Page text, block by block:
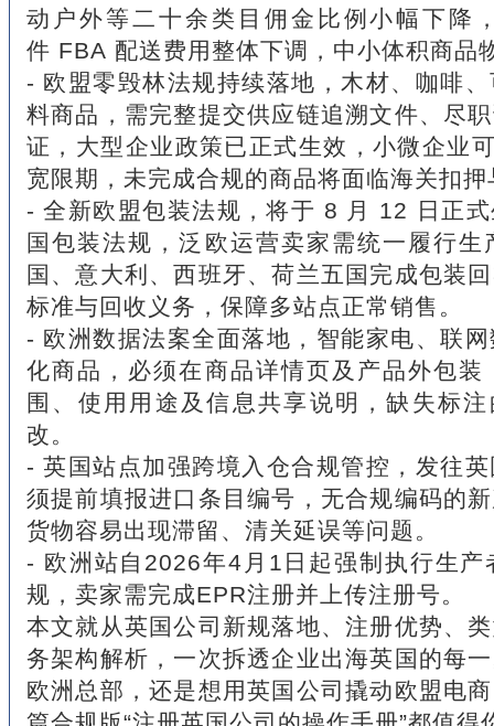
动户外等二十余类目佣金比例小幅下降
件 FBA 配送费用整体下调，中小体积商品
- 欧盟零毁林法规持续落地，木材、咖啡
料商品，需完整提交供应链追溯文件、尽
证，大型企业政策已正式生效，小微企业
宽限期，未完成合规的商品将面临海关扣
- 全新欧盟包装法规，将于 8 月 12 日正
国包装法规，泛欧运营卖家需统一履行
国、意大利、西班牙、荷兰五国完成包装
标准与回收义务，保障多站点正常销售。
- 欧洲数据法案全面落地，智能家电、联
化商品，必须在商品详情页及产品外包装
围、使用用途及信息共享说明，缺失标
改。
- 英国站点加强跨境入仓合规管控，发往
须提前填报进口条目编号，无合规编码的
货物容易出现滞留、清关延误等问题。
- 欧洲站自2026年4月1日起强制执行生产
规，卖家需完成EPR注册并上传注册号。
本文就从英国公司新规落地、注册优势、
务架构解析，一次拆透企业出海英国的每
欧洲总部，还是想用英国公司撬动欧盟电